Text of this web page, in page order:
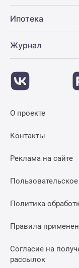
Ипотека
Журнал
О проекте
Контакты
Реклама на сайте
Политика
Правила
Согласие на
рассылок